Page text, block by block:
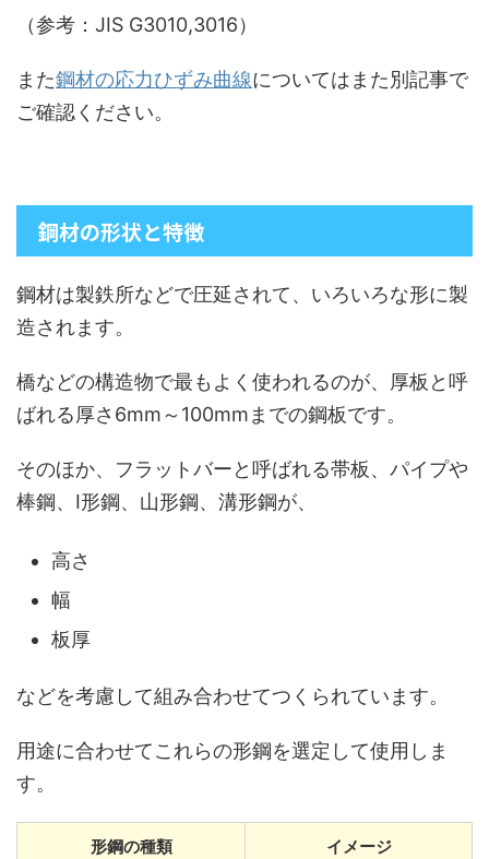
（参考：JIS G3010,3016）
また鋼材の応力ひずみ曲線についてはまた別記事で
ご確認ください。
鋼材の形状と特徴
鋼材は製鉄所などで圧延されて、いろいろな形に製
造されます。
橋などの構造物で最もよく使われるのが、厚板と呼
ばれる厚さ6mm～100mmまでの鋼板です。
そのほか、フラットバーと呼ばれる帯板、パイプや
棒鋼、I形鋼、山形鋼、溝形鋼が、
高さ
幅
板厚
などを考慮して組み合わせてつくられています。
用途に合わせてこれらの形鋼を選定して使用しま
す。
形鋼の種類 イメージ